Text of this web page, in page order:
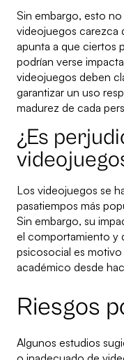
Sin embargo, esto
videojuegos carezca
apunta a que ciertos
podrían verse
videojuegos deben
garantizar un uso
madurez de cada
¿Es
Los videojuegos se
pasatiempos más
Sin embargo, su
el comportamiento y
psicosocial es
académico desde
Riesgos
Algunos estudios